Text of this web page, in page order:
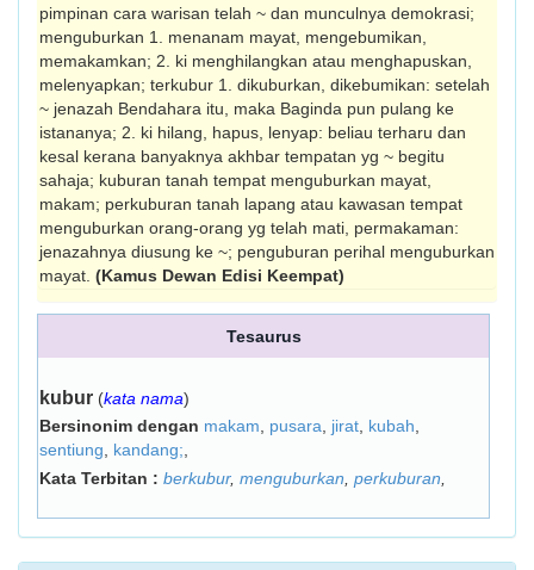
pimpinan cara warisan telah ~ dan munculnya demokrasi;
menguburkan 1. menanam mayat, mengebumikan,
memakamkan; 2. ki menghilangkan atau menghapuskan,
melenyapkan; terkubur 1. dikuburkan, dikebumikan: setelah
~ jenazah Bendahara itu, maka Baginda pun pulang ke
istananya; 2. ki hilang, hapus, lenyap: beliau terharu dan
kesal kerana banyaknya akhbar tempatan yg ~ begitu
sahaja; kuburan tanah tempat menguburkan mayat,
makam; perkuburan tanah lapang atau kawasan tempat
menguburkan orang-orang yg telah mati, permakaman:
jenazahnya diusung ke ~; penguburan perihal menguburkan
mayat. (Kamus Dewan Edisi Keempat)
Tesaurus
kubur (kata nama)
Bersinonim dengan makam pusara jirat kubah
sentiung
kandang;
Kata Terbitan : berkubur, menguburkan perkuburan